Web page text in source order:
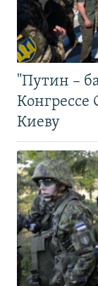
"Путин –
Киеву